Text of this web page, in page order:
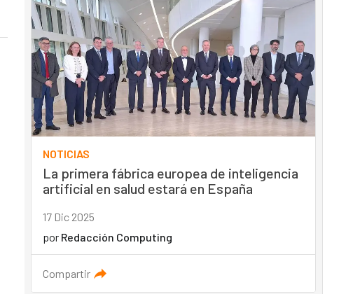
NOTICIAS
La primera fábrica europea de inteligencia
artificial en salud estará en España
17 Dic 2025
por Redacción Computing
Compartir